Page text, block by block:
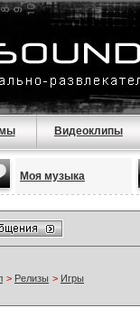
Видеоклипы
Моя музыка
> Релизы > Игры